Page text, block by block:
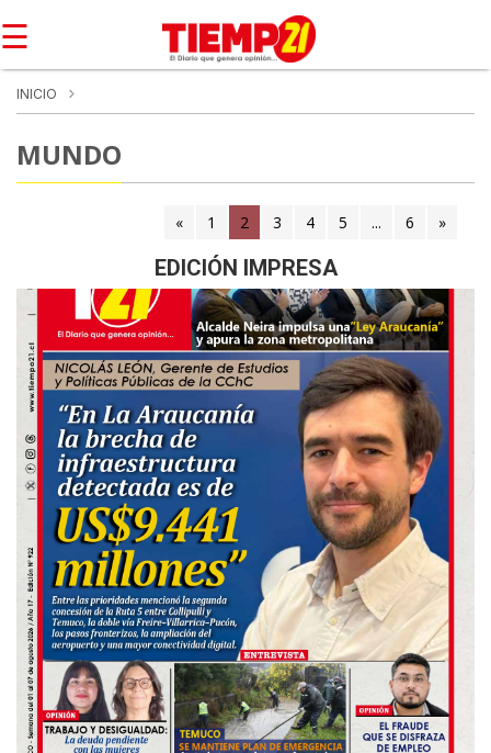
☰
INICIO
MUNDO
« 1 2 (current)
3 4 5 ... 6 »
EDICIÓN IMPRESA